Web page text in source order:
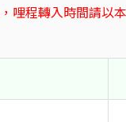
哩程轉入時間請以